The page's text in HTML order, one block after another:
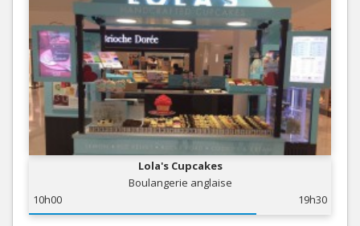
Lola's Cupcakes
Boulangerie anglaise
10h00
19h30